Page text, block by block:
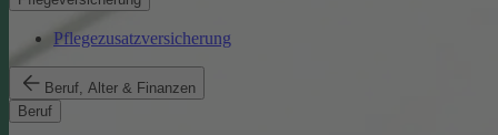
Pflegezusatzversicherung
Beruf, Alter & Finanzen
Beruf